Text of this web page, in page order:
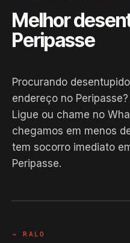
Melhor
Peripasse
Procurando
endereço no
Ligue ou chame no
chegamos em menos
tem socorro imediato
Peripasse.
EM CAMPO
→ RALO